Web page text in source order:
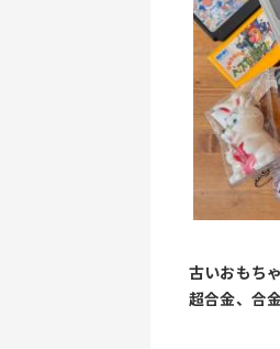
古いおもち
超合金、合